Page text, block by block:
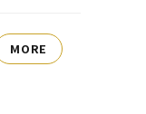
MORE